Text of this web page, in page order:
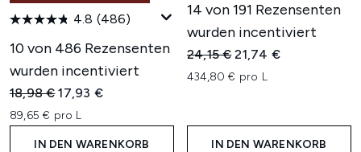
4.8 (486)
10 von 486 Rezensenten
wurden incentiviert
Unverbindliche Preisempfehlung:
18,98 €Aktueller Preis:
17,93 €
89,65 € pro L
IN DEN WARENKORB
14 von 191 Rezensenten
wurden incentiviert
Unverbindliche
24,15 €Aktueller Preis:
21,74 €
434,80 € pro L
IN DEN WARENKORB